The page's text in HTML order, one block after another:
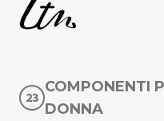
23
COMPONENTI
DONNA